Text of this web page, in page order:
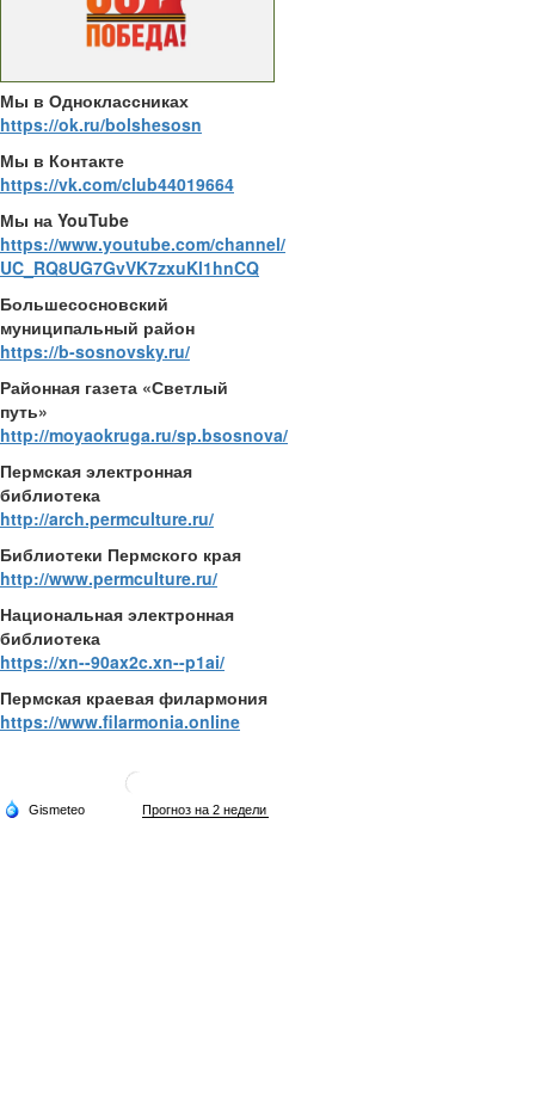
Мы в Одноклассниках
https://ok.ru/bolshesosn
Мы в Контакте
https://vk.com/club44019664
Мы на YouTube
https://www.youtube.com/channel/
UC_RQ8UG7GvVK7zxuKl1hnCQ
Большесосновский
муниципальный район
https://b-sosnovsky.ru/
Районная газета «Светлый
путь»
http://moyaokruga.ru/sp.bsosnova/
Пермская электронная
библиотека
http://arch.permculture.ru/
Библиотеки Пермского края
http://www.permculture.ru/
Национальная электронная
библиотека
https://xn--90ax2c.xn--p1ai/
Пермская краевая филармония
https://www.filarmonia.online